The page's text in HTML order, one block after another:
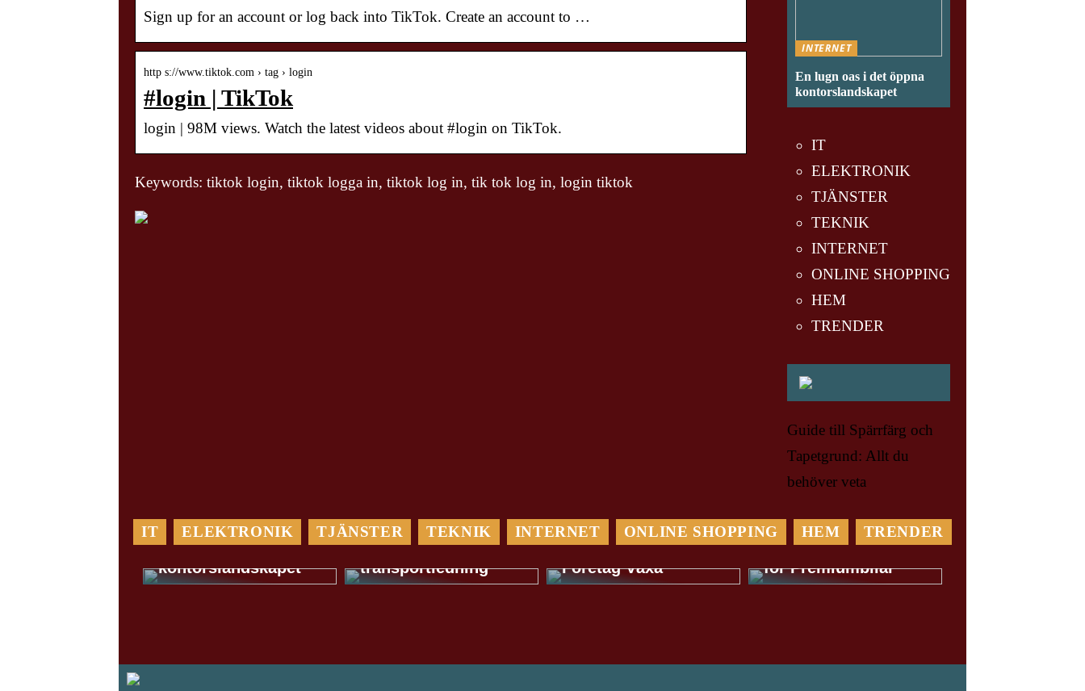
Sign up for an account or log back into TikTok. Create an account to …
http s://www.tiktok.com › tag › login
#login | TikTok
login | 98M views. Watch the latest videos about #login on TikTok.
Keywords: tiktok login, tiktok logga in, tiktok log in, tik tok log in, login tiktok
INTERNET
En lugn oas i det öppna
kontorslandskapet
IT
ELEKTRONIK
TJÄNSTER
TEKNIK
INTERNET
ONLINE SHOPPING
HEM
TRENDER
Guide till Spärrfärg och
Tapetgrund: Allt du
behöver veta
IT ELEKTRONIK TJÄNSTER TEKNIK INTERNET ONLINE SHOPPING HEM TRENDER
En lugn oas i det
öppna
kontorslandskapet
logistik med ett
TMS-system: En
guide för effektivare
transportledning
Marknadsföring: Så
Hjälper en
Digitalbyrå Ditt
Företag Växa
Var Rädd om din Bil:
Välj en bilverkstad
för Premiumbilar